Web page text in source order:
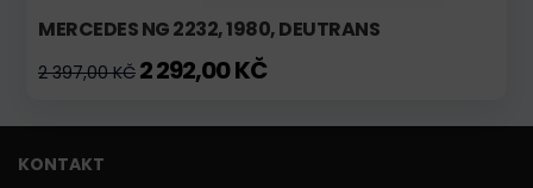
MERCEDES NG 2232, 1980, DEUTRANS
2 397,00 KČ 2 292,00 KČ
KONTAKT